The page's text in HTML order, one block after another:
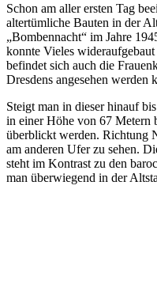
Schon am aller ersten Tag
altertümliche Bauten in der
„Bombennacht“ im Jahre
konnte Vieles
befindet sich auch die
Dresdens angesehen werden
Steigt man in dieser hinauf
in einer Höhe von 67 Metern
überblickt werden. Richtung
am anderen Ufer zu sehen.
steht im Kontrast zu den
man überwiegend in der